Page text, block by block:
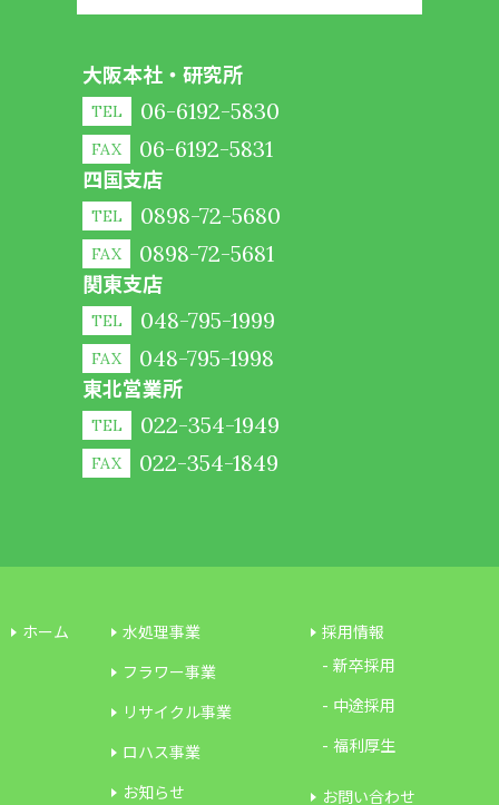
大阪本社・研究所
TEL 06-6192-5830
FAX 06-6192-5831
四国支店
TEL 0898-72-5680
FAX 0898-72-5681
関東支店
TEL 048-795-1999
FAX 048-795-1998
東北営業所
TEL 022-354-1949
FAX 022-354-1849
ホーム
水処理事業
フラワー事業
リサイクル事業
ロハス事業
お知らせ
採用情報
新卒採用
中途採用
福利厚生
お問い合わせ